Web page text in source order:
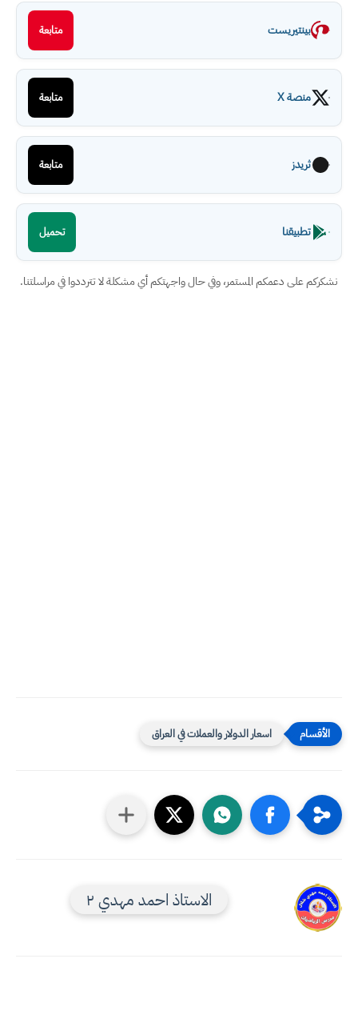
بينتيريست متابعة
منصة X متابعة
ثريدز متابعة
تطبيقنا تحميل
نشكركم على دعمكم المستمر، وفي حال واجهتكم أي مشكلة لا تترددوا في مراسلتنا.
اسعار الدولار والعملات في العراق
الاستاذ احمد مهدي ٢